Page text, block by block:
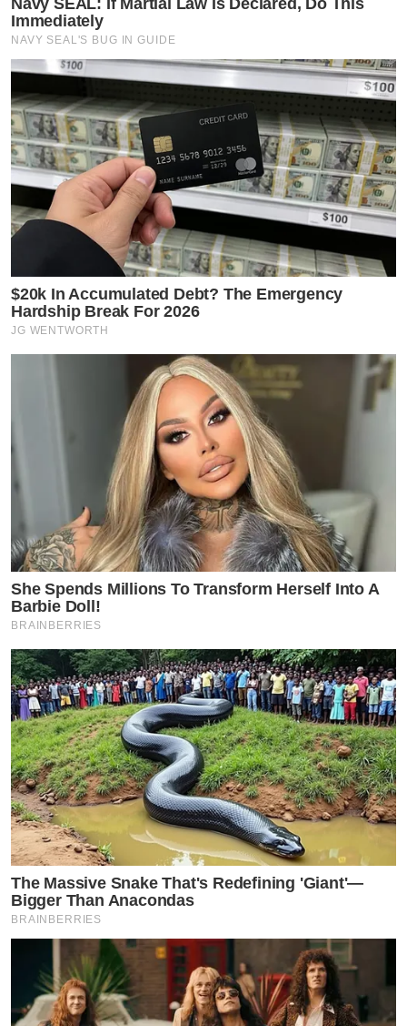
Navy SEAL: If Martial Law Is Declared, Do This
Immediately
NAVY SEAL'S BUG IN GUIDE
$20k In Accumulated Debt? The Emergency
Hardship Break For 2026
JG WENTWORTH
She Spends Millions To Transform Herself Into A
Barbie Doll!
BRAINBERRIES
The Massive Snake That's Redefining 'Giant'—
Bigger Than Anacondas
BRAINBERRIES